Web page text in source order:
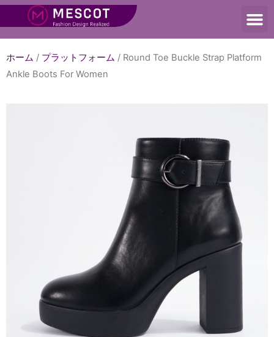
ホーム / プラットフォーム / Round Toe Buckle Strap Platform
Ankle Boots For Women